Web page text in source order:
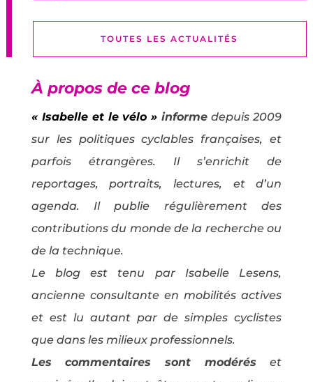
TOUTES LES ACTUALITÉS
À propos de ce blog
« Isabelle et le vélo » informe depuis 2009
sur les politiques cyclables françaises, et
parfois étrangères. Il s’enrichit de
reportages, portraits, lectures, et d’un
agenda. Il publie régulièrement des
contributions du monde de la recherche ou
de la technique.
Le blog est tenu par Isabelle Lesens,
ancienne consultante en mobilités actives
et est lu autant par de simples cyclistes
que dans les milieux professionnels.
Les commentaires sont modéréset